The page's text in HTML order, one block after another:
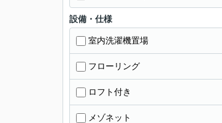
設備・仕様
室内洗濯機置場
フローリング
ロフト付き
メゾネット